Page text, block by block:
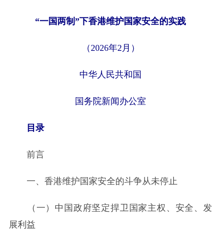
“一国两制”下香港维护国家安全的实践
（2026年2月）
中华人民共和国
国务院新闻办公室
目录
前言
一、香港维护国家安全的斗争从未停止
（一）中国政府坚定捍卫国家主权、安全、发
展利益